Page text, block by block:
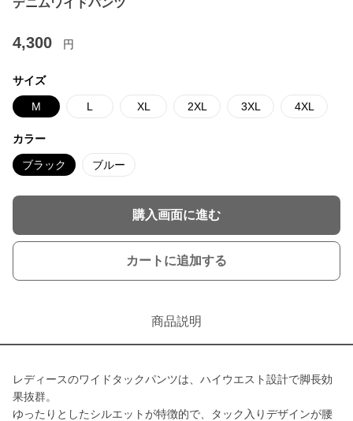
デニムワイドパンツ
4,300 円
サイズ
M L XL 2XL 3XL 4XL
カラー
ブラック ブルー
購入画面に進む
カートに追加する
商品説明
レディースのワイドタックパンツは、ハイウエスト設計で脚長効
果抜群。
ゆったりとしたシルエットが特徴的で、タック入りデザインが腰